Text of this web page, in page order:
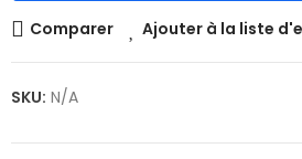
Comparer Ajouter à la liste
SKU: N/A